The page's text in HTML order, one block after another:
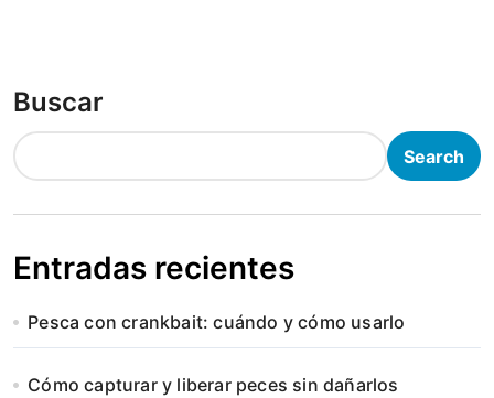
Buscar
Search
Entradas recientes
Pesca con crankbait: cuándo y cómo usarlo
Cómo capturar y liberar peces sin dañarlos